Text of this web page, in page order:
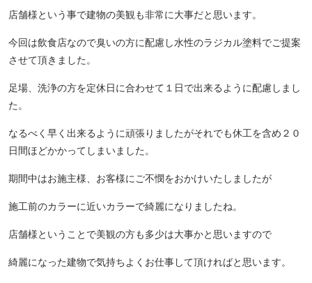
店舗様という事で建物の美観も非常に大事だと思います。
今回は飲食店なので臭いの方に配慮し水性のラジカル塗料でご提案
させて頂きました。
足場、洗浄の方を定休日に合わせて１日で出来るように配慮しまし
た。
なるべく早く出来るように頑張りましたがそれでも休工を含め２０
日間ほどかかってしまいました。
期間中はお施主様、お客様にご不憫をおかけいたしましたが
施工前のカラーに近いカラーで綺麗になりましたね。
店舗様ということで美観の方も多少は大事かと思いますので
綺麗になった建物で気持ちよくお仕事して頂ければと思います。